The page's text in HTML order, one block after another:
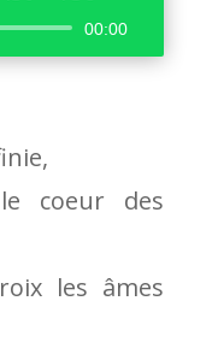
00:00
coeur des
les âmes